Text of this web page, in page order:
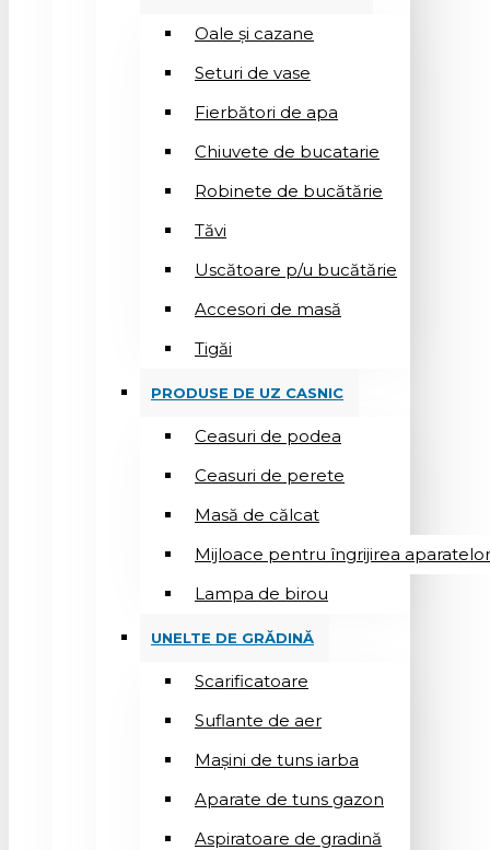
Oale și cazane
Seturi de vase
Fierbători de apa
Chiuvete de bucatarie
Robinete de bucătărie
Tăvi
Uscătoare p/u bucătărie
Accesori de masă
Tigăi
PRODUSE DE UZ CASNIC
Ceasuri de podea
Ceasuri de perete
Masă de călcat
Mijloace pentru îngrijirea
Lampa de birou
UNELTE DE GRĂDINĂ
Scarificatoare
Suflantе de aer
Mașini de tuns iarba
Aparate de tuns gazon
Aspiratoare de gradină